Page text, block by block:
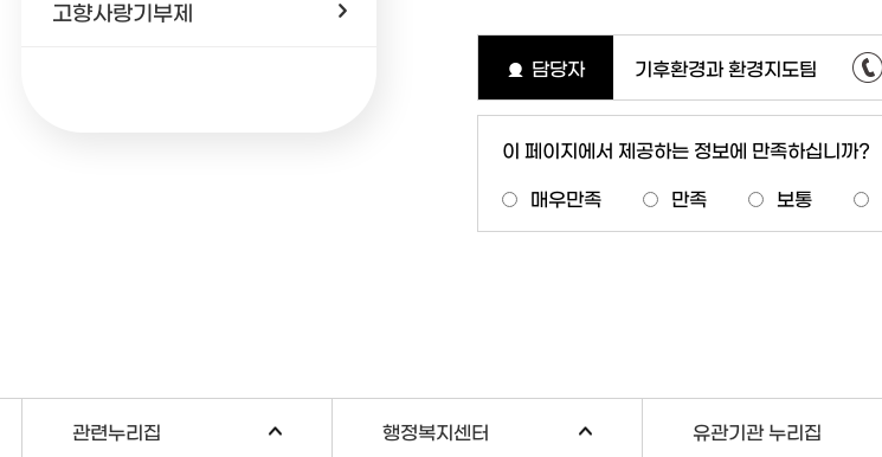
고향사랑기부제
담당자 기후환경과 환경지도팀
이 페이지에서 제공하는 정보에 만족하십니까?
매우만족 만족 보통
관련누리집 행정복지센터 유관기관 누리집